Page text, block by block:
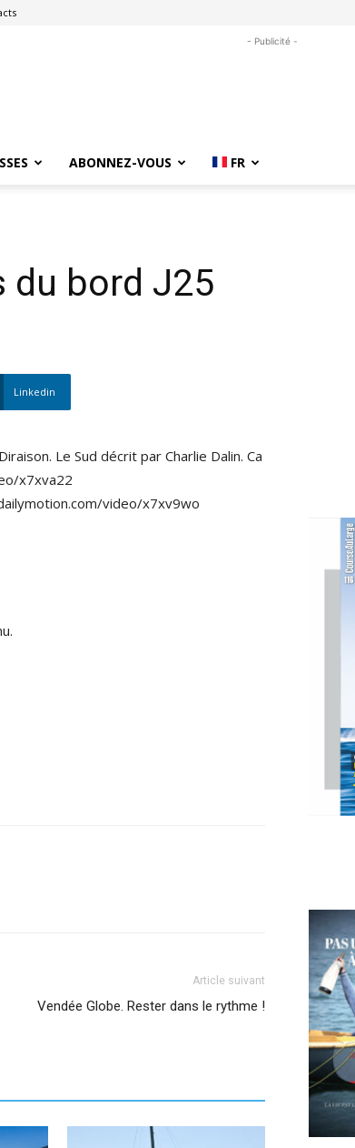
- Publicité -
ABONNEZ-VOUS FR
du bord J25
Linkedin
Le Sud décrit par Charlie Dalin. Ca
x7xva22
video/x7xv9wo
Article suivant
Vendée Globe. Rester dans le rythme !